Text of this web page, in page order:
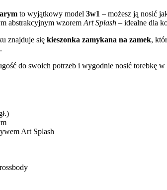
to wyjątkowy model 3w1 – możesz ją nosić
abstrakcyjnym wzorem Art Splash – idealne dla
znajduje się kieszonka zamykana na zamek,
do swoich potrzeb i wygodnie nosić torebkę
Art Splash